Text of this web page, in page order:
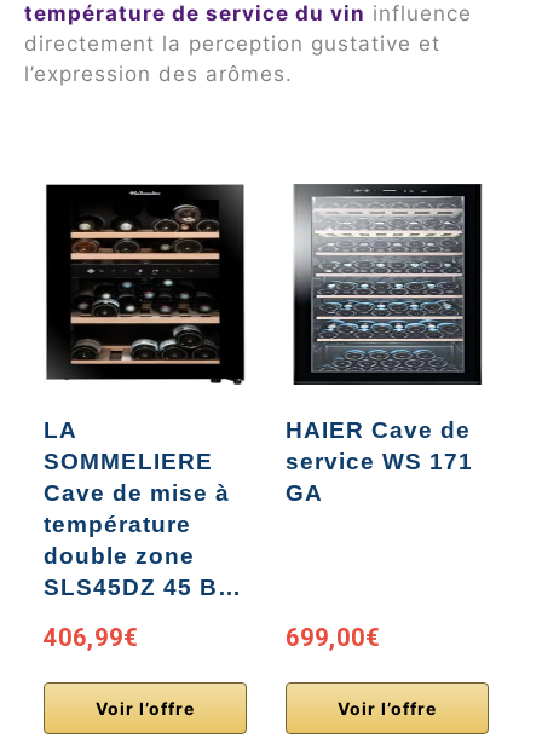
température de service du vin influence
directement la perception gustative et
l’expression des arômes.
LA
SOMMELIERE
Cave de mise à
température
double zone
SLS45DZ 45 B…
406,99€
Voir l’offre
HAIER Cave de
service WS 171
GA
699,00€
Voir l’offre